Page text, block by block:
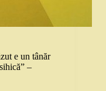
e un tânăr
–